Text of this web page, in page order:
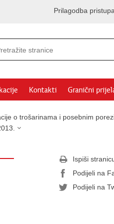
Prilagodba
Kontakti Granični
o trošarinama i posebnim
Ispiši
Podijeli na
Podijeli na